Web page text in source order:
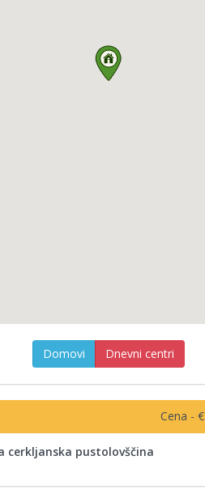
Domovi Dnevni centri
Cena - €
cerkljanska pustolovščina